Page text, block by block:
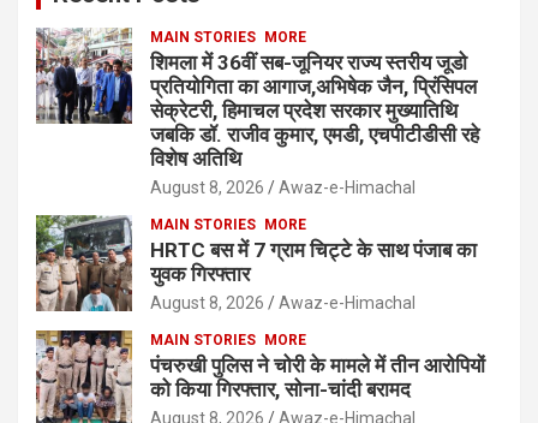
MAIN STORIES MORE
शिमला में 36वीं सब-जूनियर राज्य स्तरीय जूडो
प्रतियोगिता का आगाज,अभिषेक जैन, प्रिंसिपल
सेक्रेटरी, हिमाचल प्रदेश सरकार मुख्यातिथि
जबकि डॉ. राजीव कुमार, एमडी, एचपीटीडीसी रहे
विशेष अतिथि
August 8, 2026 Awaz-e-Himachal
MAIN STORIES MORE
HRTC बस में 7 ग्राम चिट्टे के साथ पंजाब का
युवक गिरफ्तार
August 8, 2026 Awaz-e-Himachal
MAIN STORIES MORE
पंचरुखी पुलिस ने चोरी के मामले में तीन आरोपियों
को किया गिरफ्तार, सोना-चांदी बरामद
August 8, 2026 Awaz-e-Himachal